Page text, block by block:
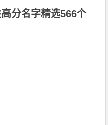
分名字精选566个